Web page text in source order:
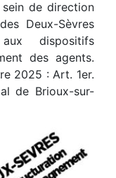
sein de direction
Deux-Sèvres
dispositifs
des agents.
2025 : Art. 1er.
de Brioux-sur-